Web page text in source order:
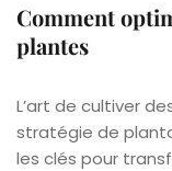
Comment
plantes
L’art de cultiver
stratégie de
les clés pour